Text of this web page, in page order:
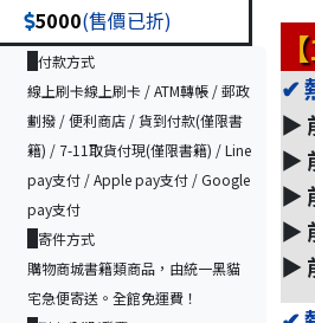
5000(售價已折)
付款方式
線上刷卡線上刷卡 / ATM轉帳 / 郵政
劃撥 / 便利商店 / 貨到付款(僅限書
籍) / 7-11取貨付現(僅限書籍) / Line
pay支付 / Apple pay支付 / Google
pay支付
寄件方式
購物商城書籍類商品，由統一黑貓
宅急便寄送。全館免運費！
✔
▶️
▶️
▶️
▶️
▶️